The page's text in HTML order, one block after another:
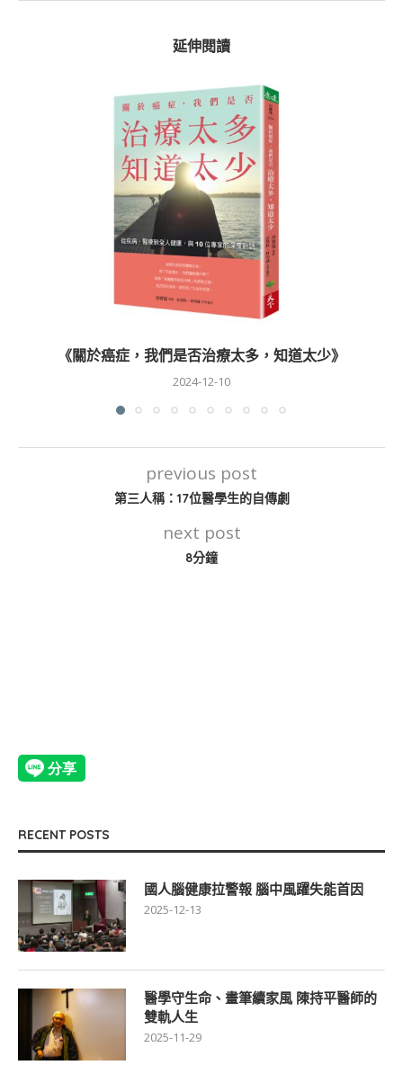
延伸閱讀
《關於癌症，我們是否治療太多，知道太少》
2024-12-10
previous post
第三人稱：17位醫學生的自傳劇
next post
8分鐘
RECENT POSTS
國人腦健康拉警報 腦中風躍失能首因
2025-12-13
醫學守生命、畫筆續家風 陳持平醫師的
雙軌人生
2025-11-29